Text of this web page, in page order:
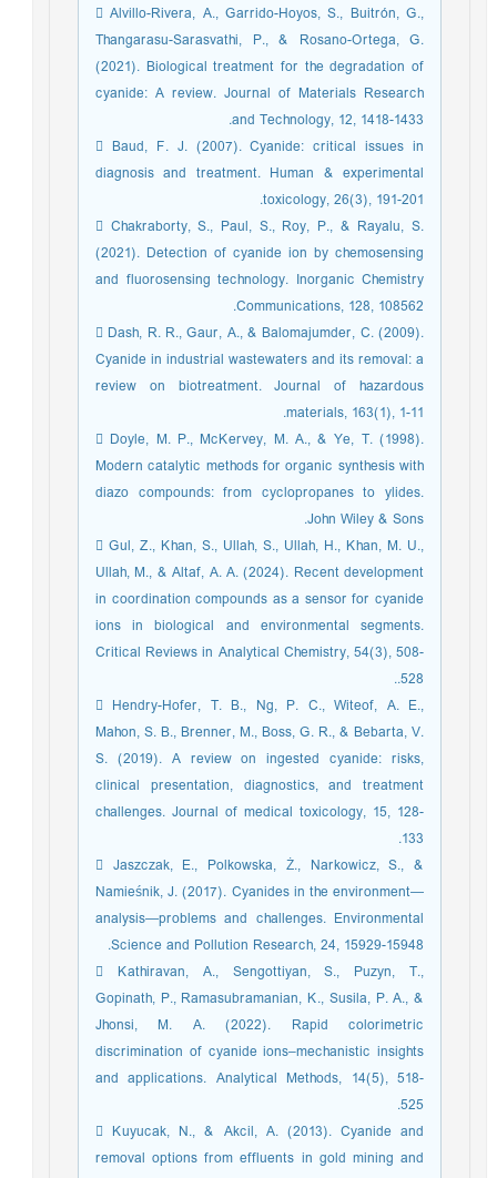
 Alvillo-Rivera, A., Garrido-Hoyos, S., Buitrón, G.,
Thangarasu-Sarasvathi, P., & Rosano-Ortega, G.
(2021). Biological treatment for the degradation of
cyanide: A review. Journal of Materials Research
and Technology, 12, 1418-1433.
 Baud, F. J. (2007). Cyanide: critical issues in
diagnosis and treatment. Human & experimental
toxicology, 26(3), 191-201.
 Chakraborty, S., Paul, S., Roy, P., & Rayalu, S.
(2021). Detection of cyanide ion by chemosensing
and fluorosensing technology. Inorganic Chemistry
Communications, 128, 108562.
 Dash, R. R., Gaur, A., & Balomajumder, C. (2009).
Cyanide in industrial wastewaters and its removal: a
review on biotreatment. Journal of hazardous
materials, 163(1), 1-11.
 Doyle, M. P., McKervey, M. A., & Ye, T. (1998).
Modern catalytic methods for organic synthesis with
diazo compounds: from cyclopropanes to ylides.
John Wiley & Sons.
 Gul, Z., Khan, S., Ullah, S., Ullah, H., Khan, M. U.,
Ullah, M., & Altaf, A. A. (2024). Recent development
in coordination compounds as a sensor for cyanide
ions in biological and environmental segments.
Critical Reviews in Analytical Chemistry, 54(3), 508-
528..
 Hendry-Hofer, T. B., Ng, P. C., Witeof, A. E.,
Mahon, S. B., Brenner, M., Boss, G. R., & Bebarta, V.
S. (2019). A review on ingested cyanide: risks,
clinical presentation, diagnostics, and treatment
challenges. Journal of medical toxicology, 15, 128-
133.
 Jaszczak, E., Polkowska, Ż., Narkowicz, S., &
Namieśnik, J. (2017). Cyanides in the environment—
analysis—problems and challenges. Environmental
Science and Pollution Research, 24, 15929-15948.
 Kathiravan, A., Sengottiyan, S., Puzyn, T.,
Gopinath, P., Ramasubramanian, K., Susila, P. A., &
Jhonsi, M. A. (2022). Rapid colorimetric
discrimination of cyanide ions–mechanistic insights
and applications. Analytical Methods, 14(5), 518-
525.
 Kuyucak, N., & Akcil, A. (2013). Cyanide and
removal options from effluents in gold mining and